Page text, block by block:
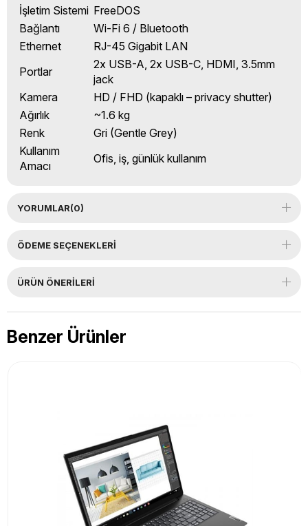
İşletim Sistemi FreeDOS
Bağlantı
Wi-Fi 6 / Bluetooth
Ethernet
RJ-45 Gigabit LAN
Portlar
2x USB-A, 2x USB-C, HDMI, 3.5mm
jack
Kamera
HD / FHD (kapaklı – privacy shutter)
Ağırlık
~1.6 kg
Renk
Gri (Gentle Grey)
Kullanım
Amacı
Ofis, iş, günlük kullanım
YORUMLAR(0)
ÖDEME SEÇENEKLERI
ÜRÜN ÖNERILERI
Benzer Ürünler